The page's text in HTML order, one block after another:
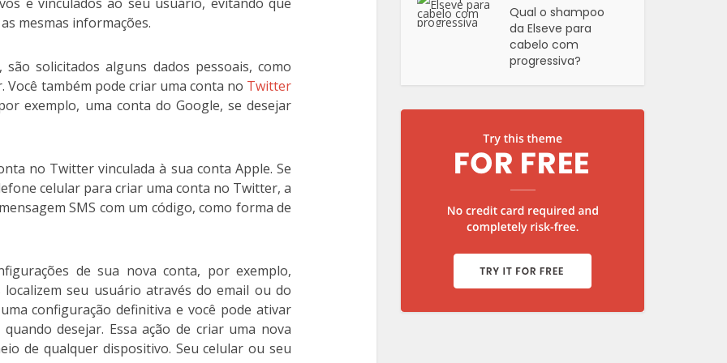
mesmas informações.
solicitados alguns dados pessoais, como
Você também pode criar uma conta no Twitter
exemplo, uma conta do Google, se desejar
no Twitter vinculada à sua conta Apple. Se
celular para criar uma conta no Twitter, a
SMS com um código, como forma de
de sua nova conta, por exemplo,
seu usuário através do email ou do
configuração definitiva e você pode ativar
desejar. Essa ação de criar uma nova
de qualquer dispositivo. Seu celular ou seu
Qual o shampoo
da Elseve para
cabelo com
progressiva?